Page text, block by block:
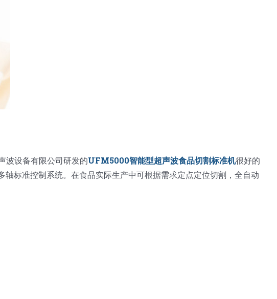
波设备有限公司研发的UFM5000智能型超声波食品切割标准机很好的
标准控制系统。在食品实际生产中可根据需求定点定位切割，全自动